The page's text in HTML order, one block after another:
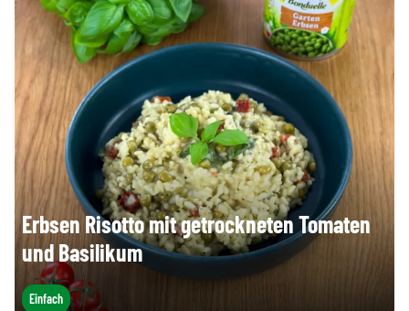
Erbsen Risotto mit getrockneten Tomaten
und Basilikum
Einfach